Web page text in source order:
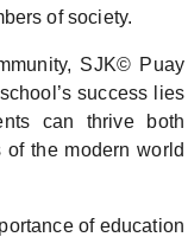
of society.
SJK© Puay
success lies
can thrive both
the modern world
of education